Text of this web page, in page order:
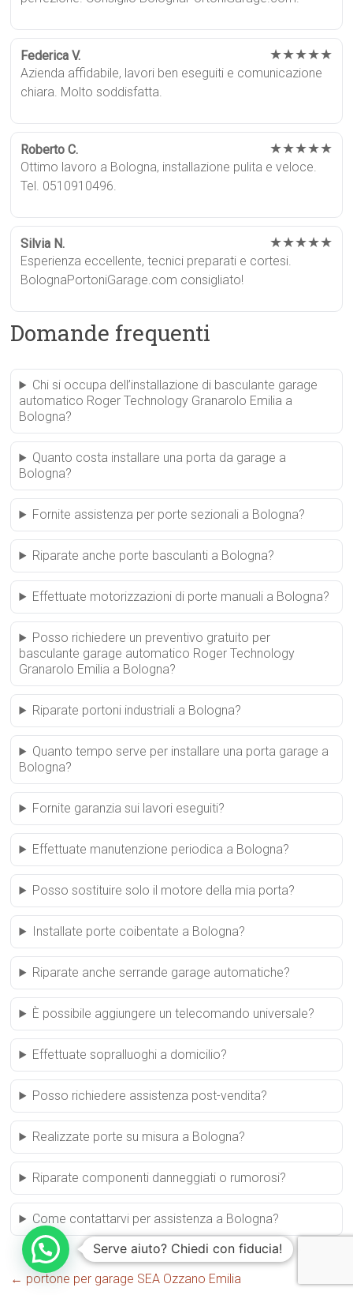
Federica V. ★★★★★
Azienda affidabile, lavori ben eseguiti e comunicazione
chiara. Molto soddisfatta.
Roberto C. ★★★★★
Ottimo lavoro a Bologna, installazione pulita e veloce.
Tel. 0510910496.
Silvia N. ★★★★★
Esperienza eccellente, tecnici preparati e cortesi.
BolognaPortoniGarage.com consigliato!
Domande frequenti
Chi si occupa dell’installazione di basculante garage
automatico Roger Technology Granarolo Emilia a
Bologna?
Quanto costa installare una porta da garage a
Bologna?
Fornite assistenza per porte sezionali a Bologna?
Riparate anche porte basculanti a Bologna?
Effettuate motorizzazioni di porte manuali a Bologna?
Posso richiedere un preventivo gratuito per
basculante garage automatico Roger Technology
Granarolo Emilia a Bologna?
Riparate portoni industriali a Bologna?
Quanto tempo serve per installare una porta garage a
Bologna?
Fornite garanzia sui lavori eseguiti?
Effettuate manutenzione periodica a Bologna?
Posso sostituire solo il motore della mia porta?
Installate porte coibentate a Bologna?
Riparate anche serrande garage automatiche?
È possibile aggiungere un telecomando universale?
Effettuate sopralluoghi a domicilio?
Posso richiedere assistenza post-vendita?
Realizzate porte su misura a Bologna?
Riparate componenti danneggiati o rumorosi?
Come contattarvi per assistenza a Bologna?
← portone per garage SEA Ozzano Emilia
Serve aiuto? Chiedi con fiducia!